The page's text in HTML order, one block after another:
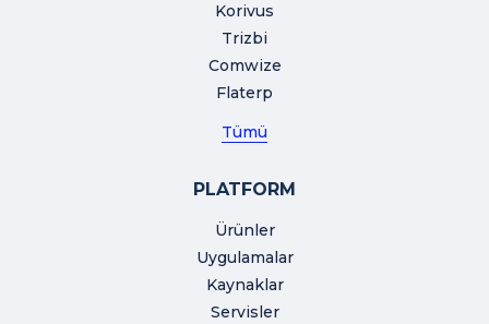
Korivus
Trizbi
Comwize
Flaterp
Tümü
PLATFORM
Ürünler
Uygulamalar
Kaynaklar
Servisler